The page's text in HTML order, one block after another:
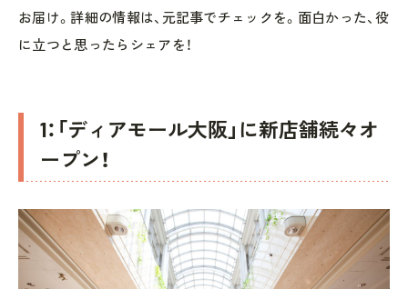
お届け。詳細の情報は、元記事でチェックを。面白かった、役
に立つと思ったらシェアを！
1：「ディアモール大阪」に新店舗続々オ
ープン！